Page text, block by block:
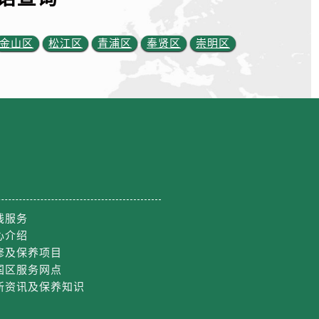
金山区 松江区 青浦区 奉贤区 崇明区
服务
介绍
及保养项目
区服务网点
资讯及保养知识